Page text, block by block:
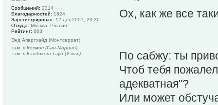
Ох, как же все
По сабжу: ты
Чтоб тебя
адекватная"?
Или может
Сообщений: 2314
Благодарностей: 1624
Зарегистрирован: 12 дек 2007, 23:30
Откуда: Москва, Россия
Рейтинг: 663
Энд Апартхайд (Монтсеррат)
зам. в Космос (Сан-Марино)
зам. в Калдикот Таун (Уэльс)